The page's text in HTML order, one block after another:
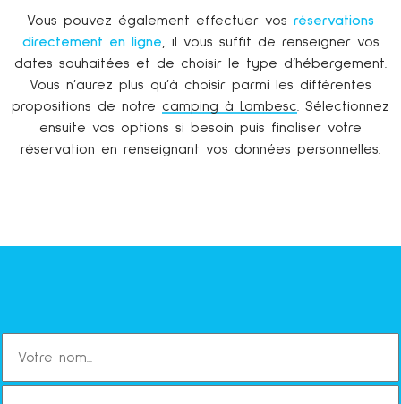
Vous pouvez également effectuer vos réservations
directement en ligne , il vous suffit de renseigner vos
dates souhaitées et de choisir le type d’hébergement.
Vous n’aurez plus qu’à choisir parmi les différentes
propositions de notre camping à Lambesc . Sélectionnez
ensuite vos options si besoin puis finaliser votre
réservation en renseignant vos données personnelles.